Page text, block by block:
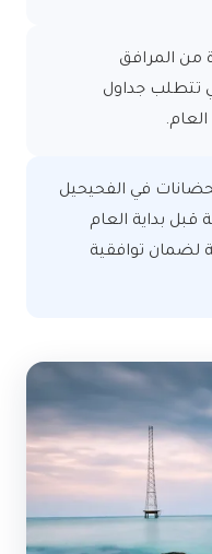
من المرافق
تتطلب جداول
في الفحيحيل
بداية العام
لضمان توافقية